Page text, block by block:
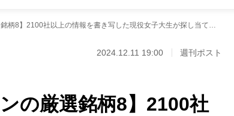
【四季報写経ウーマンの厳選銘柄8】2100社以上の情報を書き写した現役女子大生が探し当てた伸びしろ期待の「隠れた優良企業」、投資のプロも唸らせたその眼力
2024.12.11 19:00 週刊ポスト
の厳選銘柄8】2100社